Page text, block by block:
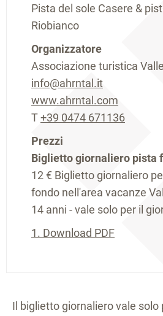
Il biglietto giornaliero vale solo
Pista del sole Casere &
Riobianco
Organizzatore
Associazione turistica
info@ahrntal.it
www.ahrntal.com
T+39 0474 671136
Prezzi
Biglietto giornaliero pista
12 € Biglietto giornaliero
fondo nell'area vacanze
14 anni - vale solo per il
1. Download PDF